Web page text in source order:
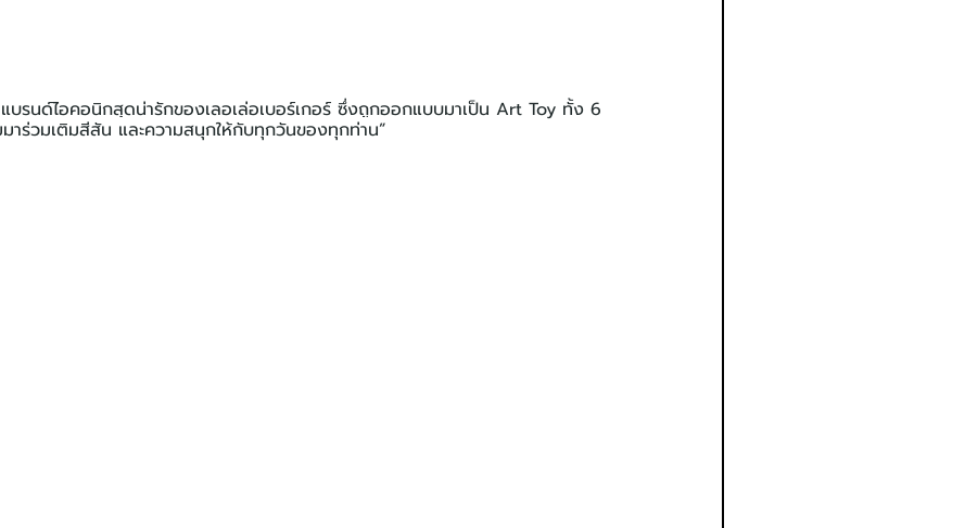
บรนด์ไอคอนิกสุดน่ารักของเลอเล่อเบอร์เกอร์ ซึ่งถูกออกแบบมาเป็น Art Toy ทั้ง 6
าร่วมเติมสีสัน และความสนุกให้กับทุกวันของทุกท่าน”